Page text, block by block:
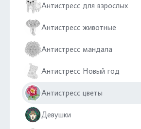
Антистресс для взрослых
Антистресс животные
Антистресс мандала
Антистресс Новый год
Антистресс цветы
Девушки